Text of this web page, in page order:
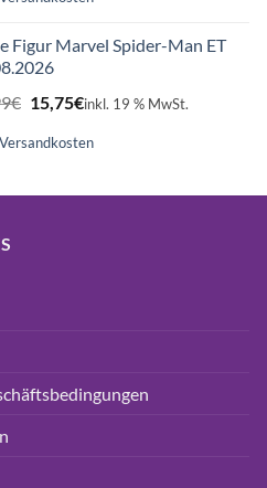
Figur Marvel Spider-Man ET
€ Ursprünglicher
Preis
war:
15,75€Aktueller
ist:
inkl. 19 % MwSt.
Versandkosten